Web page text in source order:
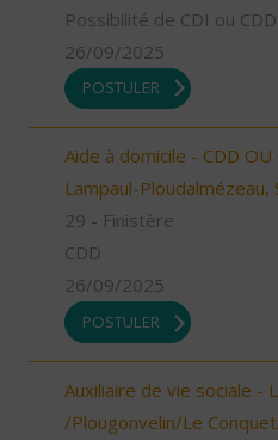
Possibilité de CDI ou CDD
26/09/2025
POSTULER
Aide à domicile - CDD
Lampaul-Ploudalmézeau,
29 - Finistère
CDD
26/09/2025
POSTULER
Auxiliaire de vie sociale -
/Plougonvelin/Le